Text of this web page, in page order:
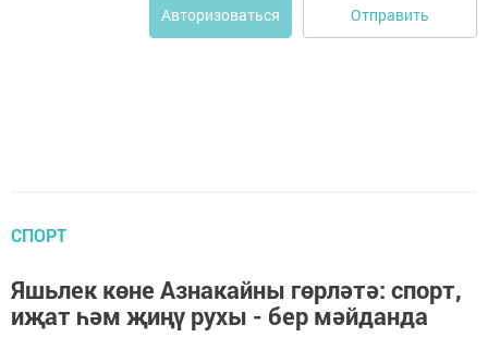
Авторизоваться Отправить
СПОРТ
Яшьлек көне Азнакайны гөрләтә: спорт,
иҗат һәм җиңү рухы - бер мәйданда